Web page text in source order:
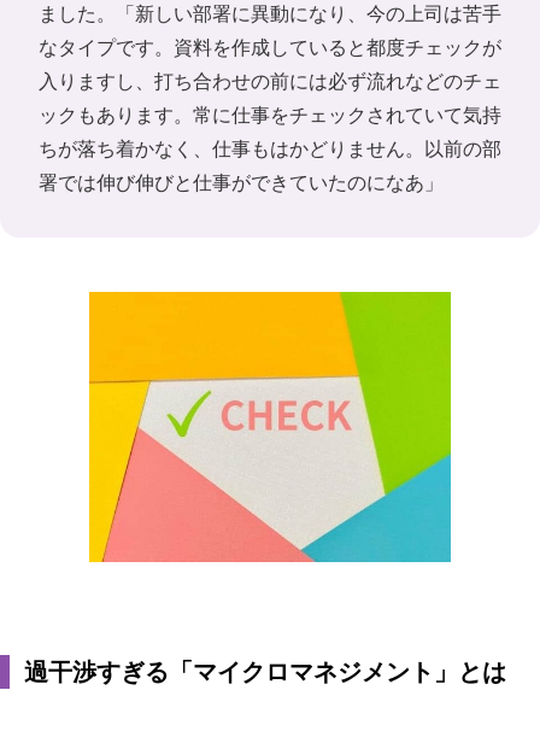
ました。「新しい部署に異動になり、今の上司は苦手
なタイプです。資料を作成していると都度チェックが
入りますし、打ち合わせの前には必ず流れなどのチェ
ックもあります。常に仕事をチェックされていて気持
ちが落ち着かなく、仕事もはかどりません。以前の部
署では伸び伸びと仕事ができていたのになあ」
過干渉すぎる「マイクロマネジメント」とは